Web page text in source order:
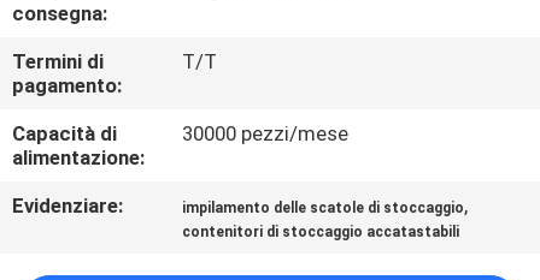
PREVENTIVO
MAPPA
DEL
consegna:
Termini di
pagamento:
T/T
Capacità di
alimentazione:
30000 pezzi/mese
Evidenziare: impilamento delle scatole di stoccaggio,
contenitori di stoccaggio accatastabili